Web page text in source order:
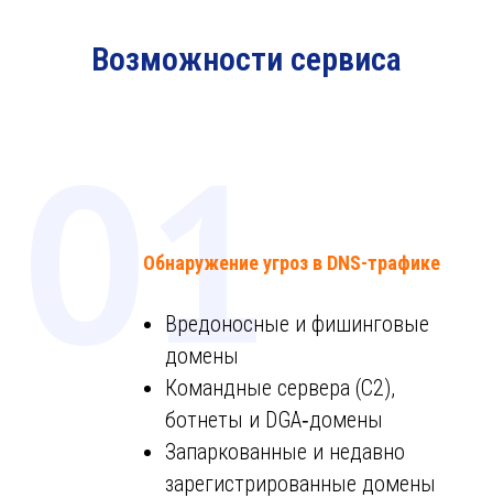
Возможности сервиса
Обнаружение угроз в DNS-трафике
Вредоносные и фишинговые
домены
Командные сервера (C2),
ботнеты и DGA‑домены
Запаркованные и недавно
зарегистрированные домены
01